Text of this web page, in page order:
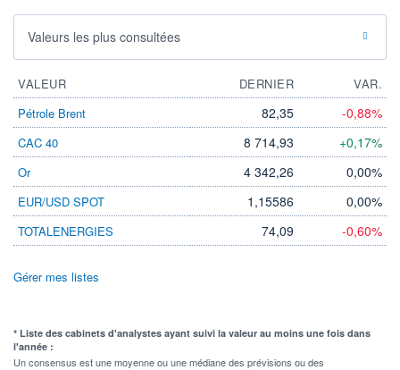
Valeurs les plus consultées
VALEUR DERNIER
VAR.
Pétrole Brent
82,35 -0,88%
CAC 40 8 714,93 +0,17%
Or 4 342,26 0,00%
EUR/USD SPOT 1,15586 0,00%
TOTALENERGIES 74,09 -0,60%
Gérer mes listes
* Liste des cabinets d'analystes ayant suivi la valeur au moins une fois dans
l'année :
Un consensus est une moyenne ou une médiane des prévisions ou des